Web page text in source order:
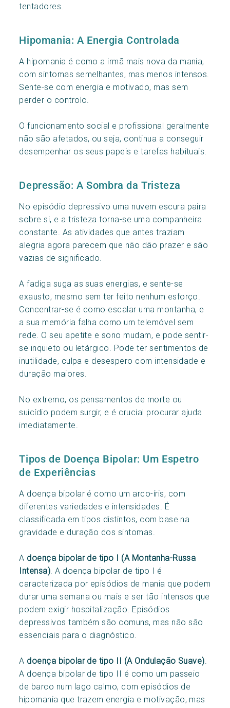
tentadores.
Hipomania: A Energia Controlada
A hipomania é como a irmã mais nova da mania,
com sintomas semelhantes, mas menos intensos.
Sente-se com energia e motivado, mas sem
perder o controlo.
O funcionamento social e profissional geralmente
não são afetados, ou seja, continua a conseguir
desempenhar os seus papeis e tarefas habituais.
Depressão: A Sombra da Tristeza
No episódio depressivo uma nuvem escura paira
sobre si, e a tristeza torna-se uma companheira
constante. As atividades que antes traziam
alegria agora parecem que não dão prazer e são
vazias de significado.
A fadiga suga as suas energias, e sente-se
exausto, mesmo sem ter feito nenhum esforço.
Concentrar-se é como escalar uma montanha, e
a sua memória falha como um telemóvel sem
rede. O seu apetite e sono mudam, e pode sentir-
se inquieto ou letárgico. Pode ter sentimentos de
inutilidade, culpa e desespero com intensidade e
duração maiores.
No extremo, os pensamentos de morte ou
suicídio podem surgir, e é crucial procurar ajuda
imediatamente.
Tipos de Doença Bipolar: Um Espetro
de Experiências
A doença bipolar é como um arco-íris, com
diferentes variedades e intensidades. É
classificada em tipos distintos, com base na
gravidade e duração dos sintomas.
A doença bipolar de tipo I (A Montanha-Russa
Intensa) . A doença bipolar de tipo I é
caracterizada por episódios de mania que podem
durar uma semana ou mais e ser tão intensos que
podem exigir hospitalização. Episódios
depressivos também são comuns, mas não são
essenciais para o diagnóstico.
A doença bipolar de tipo II (A Ondulação Suave)
A doença bipolar de tipo II é como um passeio
de barco num lago calmo, com episódios de
hipomania que trazem energia e motivação, mas